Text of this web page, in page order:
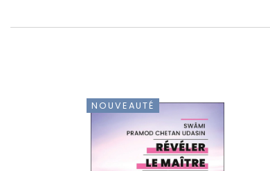
NOUVEAUTÉ